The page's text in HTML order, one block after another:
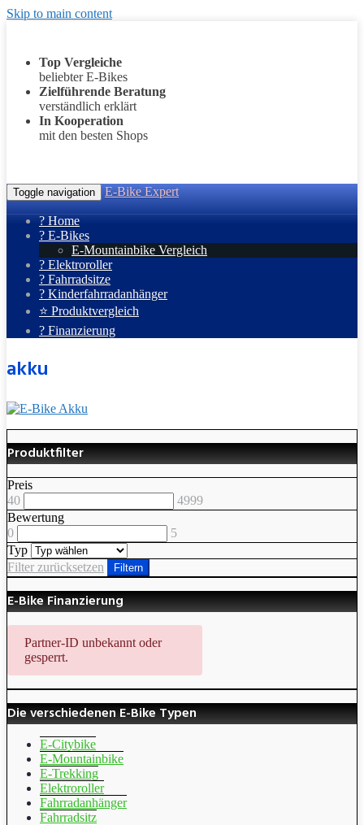
Skip to main content
Top Vergleiche
beliebter E-Bikes
Zielführende Beratung
verständlich erklärt
In Kooperation
mit den besten Shops
Toggle navigation E-Bike Expert
? Home
? E-Bikes
E-Mountainbike Vergleich
? Elektroroller
? Fahrradsitze
? Kinderfahrradanhänger
⭐ Produktvergleich
? Finanzierung
akku
Produktfilter
Preis
40
4999
Bewertung
0
5
Typ
Filter zurücksetzen
Filtern
E-Bike Finanzierung
Partner-ID unbekannt oder
gesperrt.
Die verschiedenen E-Bike Typen
E-Citybike
E-Mountainbike
E-Trekking
Elektroroller
Fahrradanhänger
Fahrradsitz